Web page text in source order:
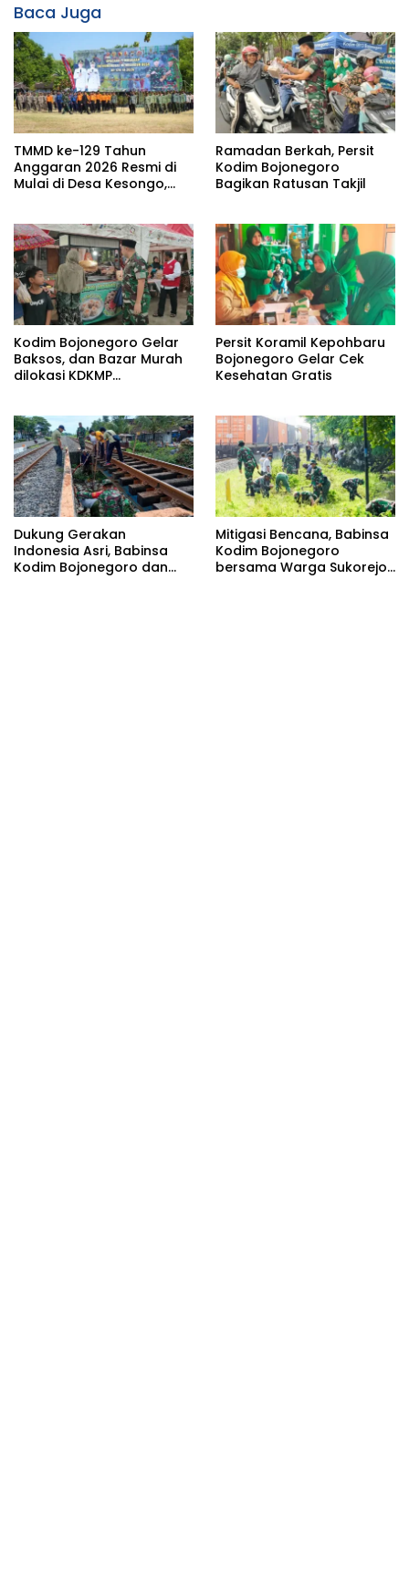
Baca Juga
TMMD ke-129 Tahun
Anggaran 2026 Resmi di
Mulai di Desa Kesongo,
Ramadan Berkah, Persit
Kodim Bojonegoro
Bagikan Ratusan Takjil
Kodim Bojonegoro Gelar
Baksos, dan Bazar Murah
dilokasi KDKMP
Persit Koramil Kepohbaru
Bojonegoro Gelar Cek
Kesehatan Gratis
Dukung Gerakan
Indonesia Asri, Babinsa
Kodim Bojonegoro dan
Mitigasi Bencana, Babinsa
Kodim Bojonegoro
bersama Warga Sukorejo